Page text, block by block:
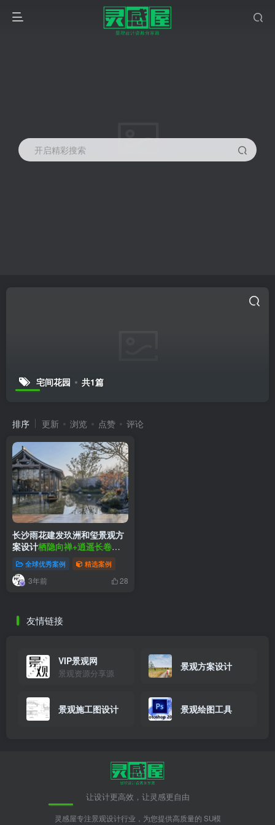
开启精彩搜索
宅间花园 共1篇
排序 更新 浏览 点赞 评论
长沙雨花建发玖洲和玺景观方
案设计栖隐向禅+逍遥长卷住
宅景观
全球优秀案例 精选案例
3年前 28
友情链接
VIP景观网
景观资源分享源
景观方案设计
景观施工图设计 景观绘图工具
让设计更高效，让灵感更自由
灵感屋专注景观设计行业，为您提供高质量的 SU模